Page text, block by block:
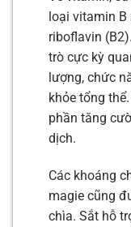
loại vitamin B
riboflavin
trò cực kỳ
lượng, chức
khỏe tổng
phần tăng
dịch.
Các khoáng
magie cũng
chìa. Sắt hỗ